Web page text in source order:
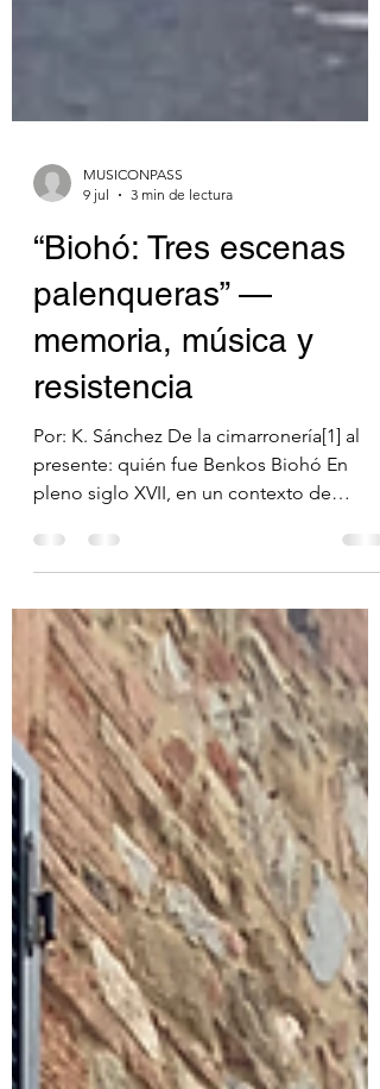
MUSICONPASS
9 jul
3 min de lectura
“Biohó: Tres escenas
palenqueras” —
memoria, música y
resistencia
Por: K. Sánchez De la cimarronería[1] al
presente: quién fue Benkos Biohó En
como Benkos Biohó (o Domingo Biohó)
emergió como líder de un grupo de
esclavos fugados que desafió al orden
institucional. Originario de las islas
Bijagós (actual Guinea-Bissau), fue
enviado a Cartagena de Indias como
esclavo. Sin embargo, junto con su
esposa Wiwa y otros cautivos, escapó
hacia la ciénaga de La Matuna y fundó